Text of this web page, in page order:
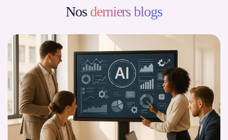
Nos derniers blogs